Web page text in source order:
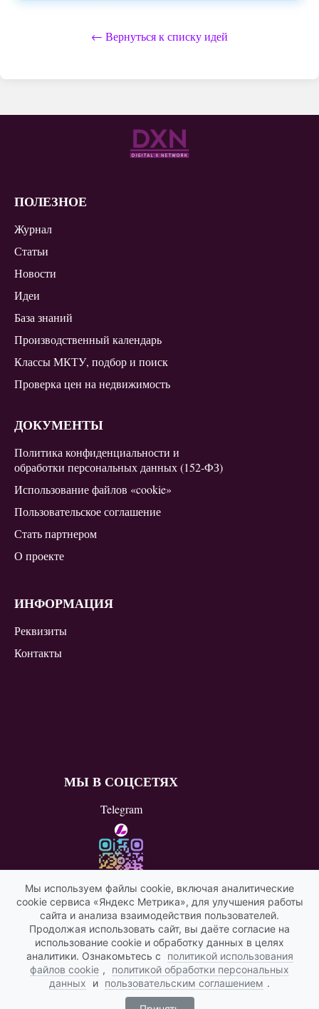
← Вернуться к списку идей
ПОЛЕЗНОЕ
Журнал
Статьи
Новости
Идеи
База знаний
Производственный календарь
Классы МКТУ, подбор и поиск
Проверка цен на недвижимость
ДОКУМЕНТЫ
Политика конфиденциальности и
обработки персональных данных (152-ФЗ)
Использование файлов «cookie»
Пользовательское соглашение
Стать партнером
О проекте
ИНФОРМАЦИЯ
Реквизиты
Контакты
МЫ В СОЦСЕТЯХ
Telegram
ВКонтакте
Яндекс ИКС
Мы используем файлы cookie, включая аналитические
cookie сервиса «Яндекс Метрика», для улучшения работы
сайта и анализа взаимодействия пользователей.
Продолжая использовать сайт, вы даёте согласие на
использование cookie и обработку данных в целях
аналитики. Ознакомьтесь с
политикой использования
файлов cookie ,
политикой обработки персональных
данных
и пользовательским соглашением .